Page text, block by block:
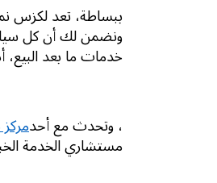
ببساطة، تعد لكزس
ونضمن لك أن كل
خدمات ما بعد
، وتحدث مع أحد
مستشاري الخدمة